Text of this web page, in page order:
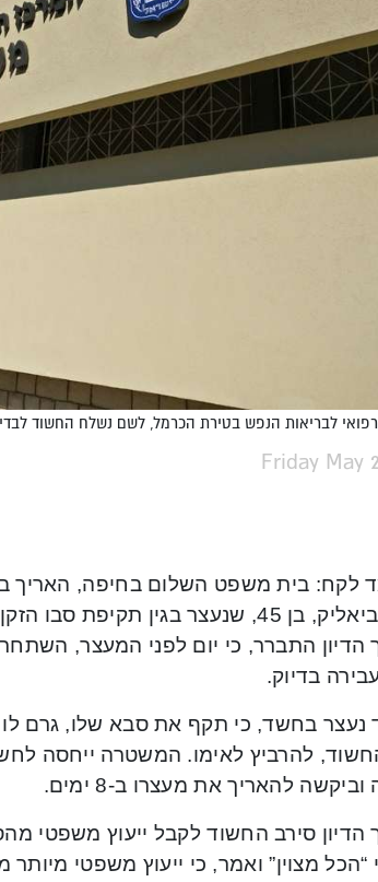
לבריאות הנפש בטירת הכרמל, לשם נשלח החשוד לבדיקה
Friday May
קריית ביאליק, בן 45, שנעצר בגין
בדיוק.
נעצר בחשד, כי תקף את סבא שלו, גרם לו
להרביץ לאימו. המשטרה ייחסה
להאריך את מעצרו ב-8 ימים.
סירב החשוד לקבל ייעוץ משפטי
“הכל מצוין” ואמר, כי ייעוץ משפטי